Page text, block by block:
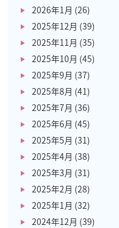
2026年1月 (26)
2025年12月 (39)
2025年11月 (35)
2025年10月 (45)
2025年9月 (37)
2025年8月 (41)
2025年7月 (36)
2025年6月 (45)
2025年5月 (31)
2025年4月 (38)
2025年3月 (31)
2025年2月 (28)
2025年1月 (32)
2024年12月 (39)